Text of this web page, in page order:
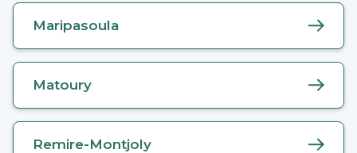
Maripasoula
Matoury
Remire-Montjoly